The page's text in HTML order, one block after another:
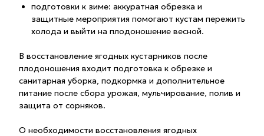
подготовки к зиме: аккуратная обрезка и
защитные мероприятия помогают кустам пережить
холода и выйти на плодоношение весной.
В восстановление ягодных кустарников после
плодоношения входит подготовка к обрезке и
санитарная уборка, подкормка и дополнительное
питание после сбора урожая, мульчирование, полив и
защита от сорняков.
О необходимости восстановления ягодных